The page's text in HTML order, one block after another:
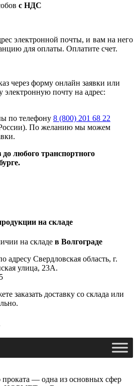
с НДС
электронной почты, и вам на него
для оплаты. Оплатите счет.
через форму онлайн заявки или
электронную почту на адрес:
по телефону 8 (800) 201 68 22
По желанию мы можем
любого транспортного
на складе
на складе в Волгограде
адресу Свердловская область, г.
улица, 23А.
заказать доставку со склада или
— одна из основных сфер